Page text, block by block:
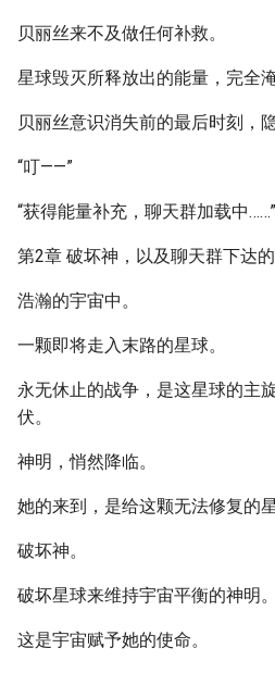
贝丽丝来不及做任何补救。
星球毁灭所释放出的能量，完全
贝丽丝意识消失前的最后时刻，
“叮——”
“获得能量补充，聊天群加载中……”
第2章 破坏神，以及聊天群下达
浩瀚的宇宙中。
一颗即将走入末路的星球。
永无休止的战争，是这星球的主
伏。
神明，悄然降临。
她的来到，是给这颗无法修复的
破坏神。
破坏星球来维持宇宙平衡的神明。
这是宇宙赋予她的使命。